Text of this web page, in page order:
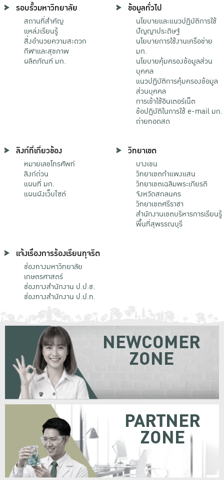
รอบรั้วมหาวิทยาลัย
สถานที่สำคัญ
แหล่งเรียนรู้
สิ่งอำนวยความสะดวก
กีฬาและสุขภาพ
ผลิตภัณฑ์ มก.
ข้อมูลทั่วไป
นโยบายและแนวปฏิบัติการใช้
ปัญญาประดิษฐ์
นโยบายการใช้งานเครือข่าย
มก.
นโยบายคุ้มครองข้อมูลส่วน
บุคคล
แนวปฏิบัติการคุ้มครองข้อมูล
ส่วนบุคคล
การเข้าใช้อินเตอร์เน็ต
ข้อปฏิบัติในการใช้ e-mail มก.
ถ่ายทอดสด
ลิงก์ที่เกี่ยวข้อง
หมายเลขโทรศัพท์
ลิงก์ด่วน
แผนที่ มก.
แผนผังเว็บไซต์
วิทยาเขต
บางเขน
วิทยาเขตกําแพงแสน
วิทยาเขตเฉลิมพระเกียรติ
จังหวัดสกลนคร
วิทยาเขตศรีราชา
สำนักงานเขตบริหารการเรียนรู้
พื้นที่สุพรรณบุรี
แจ้งเรื่องการร้องเรียนทุจริต
ช่องทางมหาวิทยาลัย
เกษตรศาสตร์
ช่องทางสำนักงาน ป.ป.ช.
ช่องทางสำนักงาน ป.ป.ท.
NEWCOMER
ZONE
PARTNER
ZONE